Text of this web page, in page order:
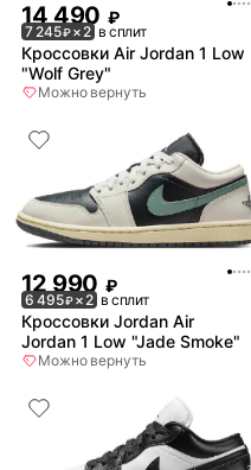
14 490 ₽
7 245₽× 2 в сплит
Кроссовки Air Jordan 1 Low
"Wolf Grey"
Можно вернуть
12 990 ₽
6 495₽× 2 в сплит
Кроссовки Jordan Air
Jordan 1 Low "Jade Smoke"
Можно вернуть